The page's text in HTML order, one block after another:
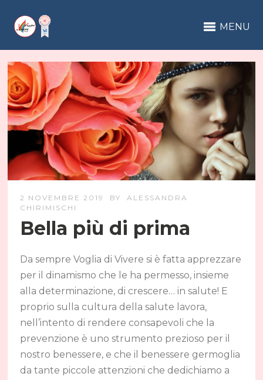
MENU
2 NOVEMBRE 2019 BY
ALESSANDRA
CHIRIMISCHI
Bella più di prima
Da sempre Voglia di Vivere si è fatta apprezzare
per il dinamismo che le ha permesso, insieme
alla determinazione, di crescere… in salute! E
proprio sulla cultura della salute lavora,
nell’intento di rendere consapevoli che la
prevenzione è uno strumento prezioso per il
nostro benessere, e che il benessere germoglia
da tante piccole attenzioni che dedichiamo a